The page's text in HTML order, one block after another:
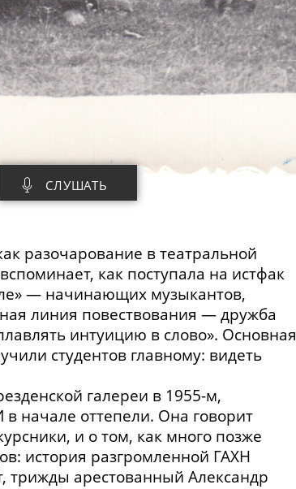
СЛУШАТЬ
разочарование в театральной
как поступала на истфак
— начинающих музыкантов,
линия повествования — дружба
интуицию в слово». Основная
студентов главному: видеть
галереи в 1955-м,
начале оттепели. Она говорит
и о том, как много позже
: история разгромленной ГАХН
трижды арестованный Александр